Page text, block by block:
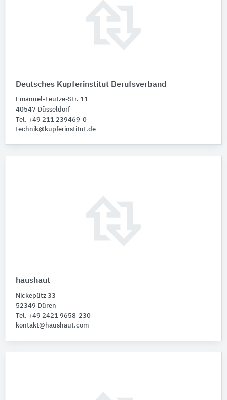
Deutsches Kupferinstitut Berufsverband
Emanuel-Leutze-Str. 11
40547 Düsseldorf
Tel. +49 211 239469-0
technik@kupferinstitut.de
haushaut
Nickepütz 33
52349 Düren
Tel. +49 2421 9658-230
kontakt@haushaut.com